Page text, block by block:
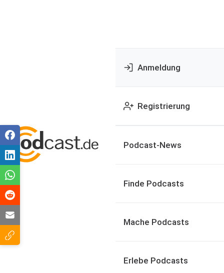
Anmeldung
Registrierung
Podcast-News
Finde Podcasts
Mache Podcasts
Erlebe Podcasts